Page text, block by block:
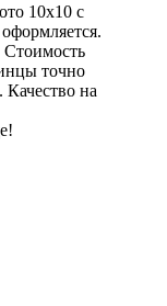
10х10 с
Стоимость
точно
на